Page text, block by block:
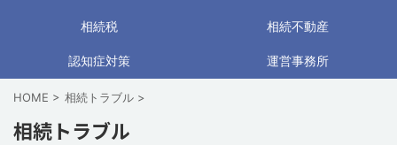
相続税 相続不動産
認知症対策 運営事務所
HOME > 相続トラブル >
相続トラブル